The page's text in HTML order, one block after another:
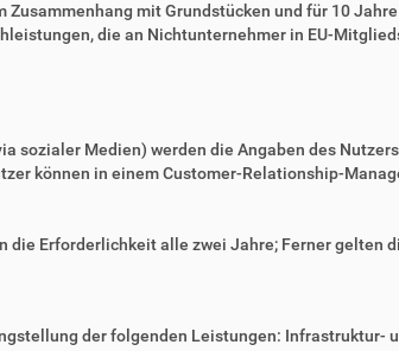
mit Grundstücken und für 10
die an Nichtunternehmer in EU-
sozialer Medien) werden die Angaben des
können in einem Customer-Relationship-
Erforderlichkeit alle zwei Jahre; Ferner gelten
der folgenden Leistungen: Infrastruktur-